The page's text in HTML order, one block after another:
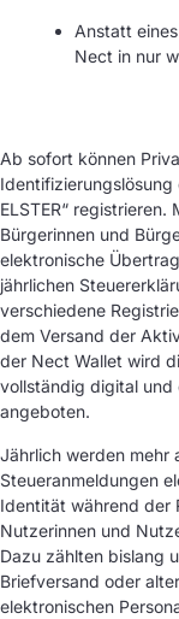
Anstatt
Nect in nur
Ab sofort können
Identifizierungslösung
ELSTER“ registrieren.
Bürgerinnen und
elektronische
jährlichen
verschiedene
dem Versand der
der Nect Wallet wird
vollständig digital und
angeboten.
Jährlich werden mehr
Steueranmeldungen
Identität während der
Nutzerinnen und
Dazu zählten bislang
Briefversand oder
elektronischen